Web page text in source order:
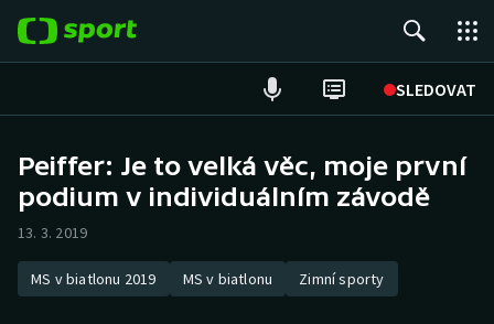
SLEDOVAT
Hokej
Atletika
Peiffer: Je to velká věc, moje první
podium v individuálním závodě
13. 3. 2019
MS v biatlonu 2019 MS v biatlonu Zimní sporty